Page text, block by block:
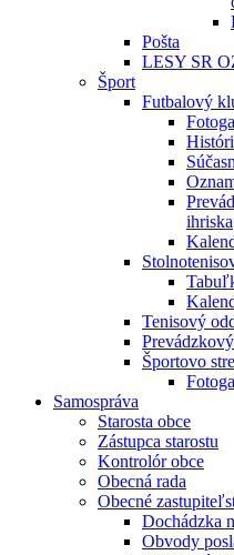
Pošta
LESY SR
Šport
Futbalový
ihriska
Tenisový
Športovo
Samospráva
Starosta obce
Zástupca starostu
Kontrolór obce
Obecná rada
Obecné
Dochádzka
Obvody